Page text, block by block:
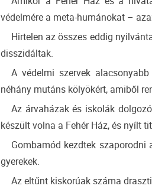
védelmére a meta-humánokat –
Hirtelen az összes eddig
disszidáltak.
A védelmi szervek
néhány mutáns kölyökért, amiből
Az árvaházak és iskolák
készült volna a Fehér Ház, és nyílt
Gombamód kezdtek
gyerekek.
Az eltűnt kiskorúak száma